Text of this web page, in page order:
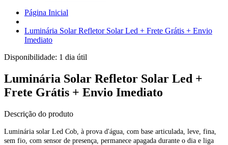
Página Inicial
Luminária Solar Refletor Solar Led + Frete Grátis + Envio
Imediato
Disponibilidade: 1 dia útil
Luminária Solar Refletor Solar Led +
Frete Grátis + Envio Imediato
Descrição do produto
Luminária solar Led Cob, à prova d'água, com base articulada, leve, fina,
sem fio, com sensor de presença, permanece apagada durante o dia e liga